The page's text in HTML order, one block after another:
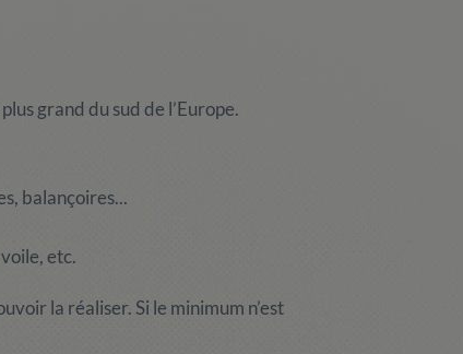
grand du sud de l’Europe.
balançoires...
etc.
la réaliser. Si le minimum n’est